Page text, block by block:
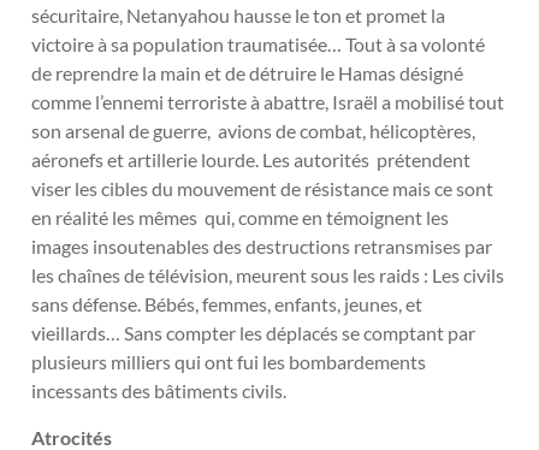
sécuritaire, Netanyahou hausse le ton et promet la
victoire à sa population traumatisée… Tout à sa volonté
de reprendre la main et de détruire le Hamas désigné
comme l’ennemi terroriste à abattre, Israël a mobilisé tout
son arsenal de guerre, avions de combat, hélicoptères,
aéronefs et artillerie lourde. Les autorités prétendent
viser les cibles du mouvement de résistance mais ce sont
en réalité les mêmes qui, comme en témoignent les
images insoutenables des destructions retransmises par
les chaînes de télévision, meurent sous les raids : Les civils
sans défense. Bébés, femmes, enfants, jeunes, et
vieillards… Sans compter les déplacés se comptant par
plusieurs milliers qui ont fui les bombardements
incessants des bâtiments civils.
Atrocités